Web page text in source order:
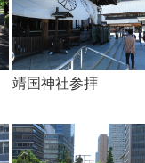
靖国神社参拝